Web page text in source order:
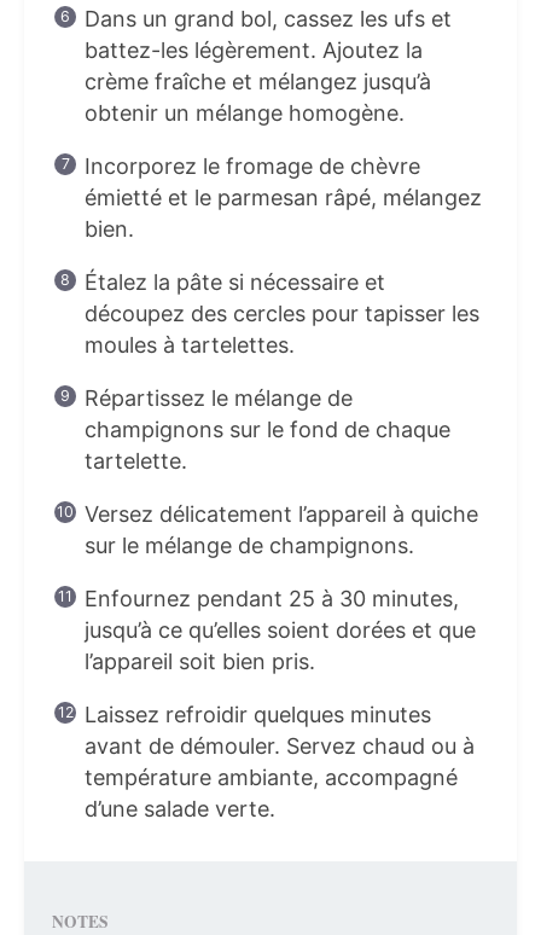
Dans un grand bol, cassez les ufs et
battez-les légèrement. Ajoutez la
crème fraîche et mélangez jusqu’à
obtenir un mélange homogène.
Incorporez le fromage de chèvre
émietté et le parmesan râpé, mélangez
bien.
Étalez la pâte si nécessaire et
découpez des cercles pour tapisser les
moules à tartelettes.
Répartissez le mélange de
champignons sur le fond de chaque
tartelette.
Versez délicatement l’appareil à quiche
sur le mélange de champignons.
Enfournez pendant 25 à 30 minutes,
jusqu’à ce qu’elles soient dorées et que
l’appareil soit bien pris.
Laissez refroidir quelques minutes
avant de démouler. Servez chaud ou à
température ambiante, accompagné
d’une salade verte.
NOTES